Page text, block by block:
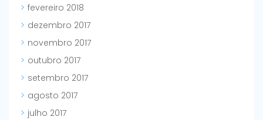
fevereiro 2018
dezembro 2017
novembro 2017
outubro 2017
setembro 2017
agosto 2017
julho 2017